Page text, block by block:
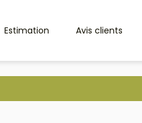
Estimation Avis clients